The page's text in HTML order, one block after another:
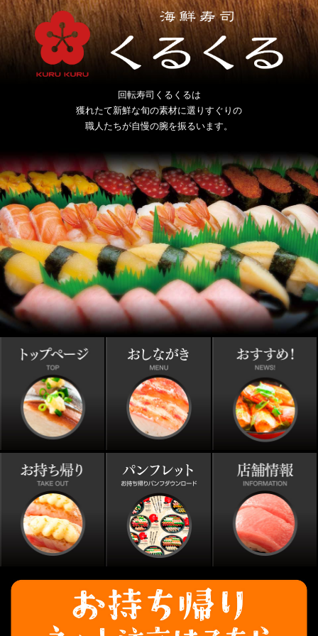
回転寿司くるくるは
獲れたて新鮮な旬の素材に選りすぐりの
職人たちが自慢の腕を振るいます。